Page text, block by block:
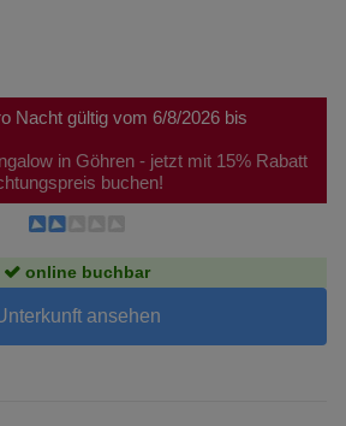
Nacht gültig vom 6/8/2026 bis
in Göhren - jetzt mit 15% Rabatt
buchen!
online buchbar
ansehen